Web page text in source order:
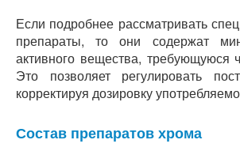
Если подробнее рассматривать
препараты, то они содержат
активного вещества, требующуюся
Это позволяет регулировать
корректируя дозировку
Состав препаратов хрома